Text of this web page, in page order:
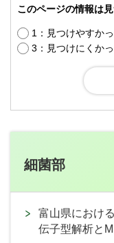
このページの情報は
1：見つけやすか
3：見つけにくか
細菌部
富山県におけ
伝子型解析と